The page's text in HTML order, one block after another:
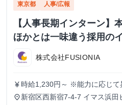
東京都 人事/広報
【人事長期インターン】
ほかとは一味違う採用の
株式会社FUSIONIA
currency_yen 時給1,230円～ ※能力に応じて
place 新宿区西新宿7-4-7 イマス浜田